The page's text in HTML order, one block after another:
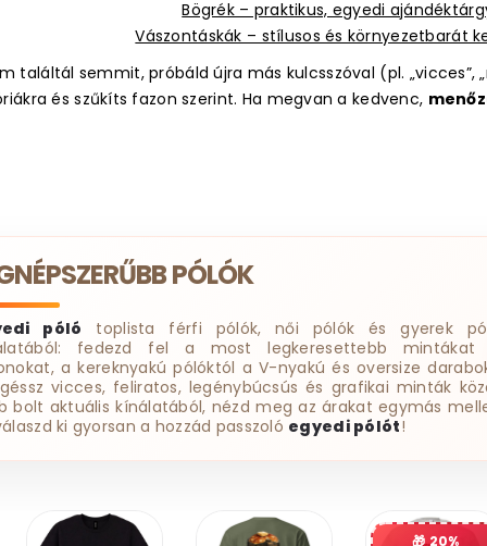
Bögrék – praktikus, egyedi
Vászontáskák – stílusos és környezetbarát
találtál semmit, próbáld újra más kulcsszóval (pl. „vicces”,
és szűkíts fazon szerint. Ha megvan a kedvenc,
PÓLÓK
póló toplista férfi pólók, női pólók és gyerek
fedezd fel a most legkeresettebb mintákat
a kereknyakú pólóktól a V-nyakú és oversize
vicces, feliratos, legénybúcsús és grafikai minták
bolt aktuális kínálatából, nézd meg az árakat egymás
ki gyorsan a hozzád passzoló egyedi pólót!
20%